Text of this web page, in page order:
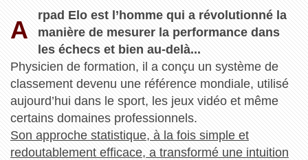
A
rpad Elo est l’homme qui a révolutionné la
manière de mesurer la performance dans
les échecs et bien au‑delà...
Physicien de formation, il a conçu un système de
classement devenu une référence mondiale, utilisé
aujourd’hui dans le sport, les jeux vidéo et même
certains domaines professionnels.
Son approche statistique, à la fois simple et
redoutablement efficace, a transformé une intuition